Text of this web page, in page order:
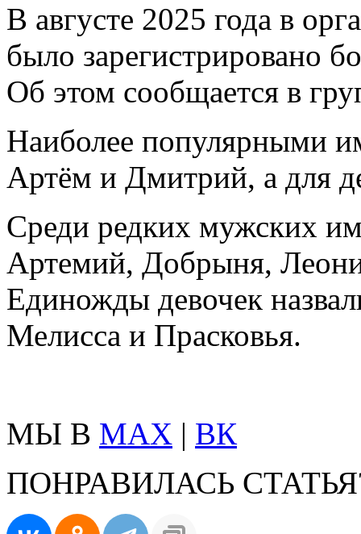
В августе 2025 года в
было зарегистрировано
Об этом сообщается в
Наиболее популярными
Артём и Дмитрий, а для
Среди редких мужских
Артемий, Добрыня,
Единожды девочек
Мелисса и Прасковья.
МЫ В MAX | ВК
ПОНРАВИЛАСЬ